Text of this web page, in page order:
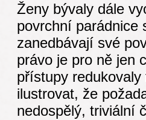
Ženy bývaly dále
povrchní parádnice
zanedbávají své
právo je pro ně jen
přístupy
ilustrovat, že
nedospělý, triviální